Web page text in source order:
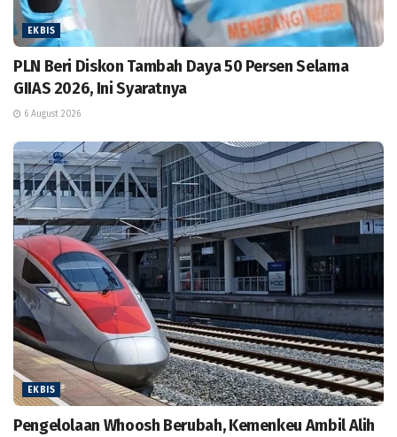
EKBIS
PLN Beri Diskon Tambah Daya 50 Persen Selama
GIIAS 2026, Ini Syaratnya
6 August 2026
EKBIS
Pengelolaan Whoosh Berubah, Kemenkeu Ambil Alih